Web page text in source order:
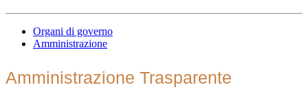
Organi di governo
Amministrazione
Amministrazione Trasparente